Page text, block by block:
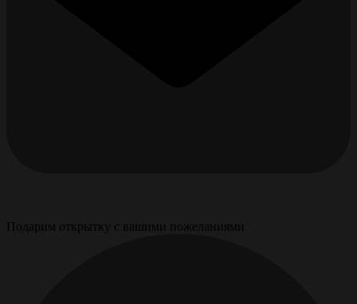
Подарим открытку с вашими пожеланиями